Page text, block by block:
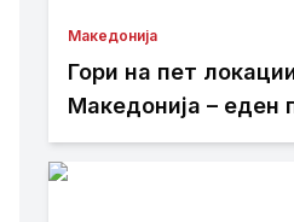
Македонија
Гори на пет
Македонија – еден
контрола, три